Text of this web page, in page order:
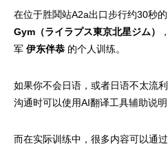
在位于胜鬨站A2a出口步行约30秒的
Gym（ライラプス東京北星ジム）
军 伊东伴恭 的个人训练。
如果你不会日语，或者日语不太流利
沟通时可以使用AI翻译工具辅助说明
而在实际训练中，很多内容可以通